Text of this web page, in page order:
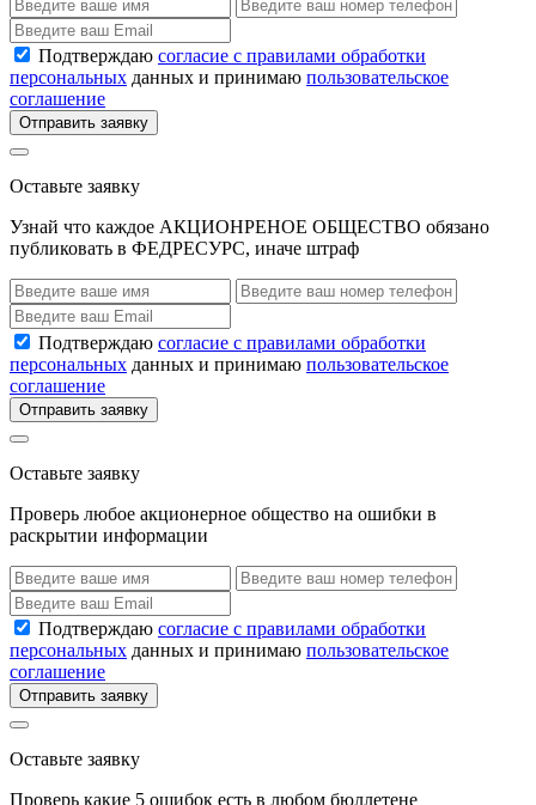
Подтверждаю согласие с правилами обработки
персональных данных и принимаю пользовательское
соглашение
Отправить заявку
Оставьте заявку
Узнай что каждое АКЦИОНРЕНОЕ ОБЩЕСТВО обязано
публиковать в ФЕДРЕСУРС, иначе штраф
Подтверждаю согласие с правилами обработки
персональных данных и принимаю пользовательское
соглашение
Отправить заявку
Оставьте заявку
Проверь любое акционерное общество на ошибки в
раскрытии информации
Подтверждаю согласие с правилами обработки
персональных данных и принимаю пользовательское
соглашение
Отправить заявку
Оставьте заявку
Проверь какие 5 ошибок есть в любом бюллетене